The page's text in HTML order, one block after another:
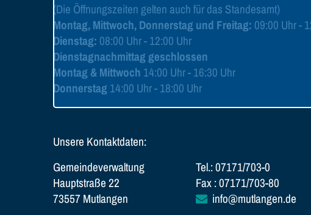
(Die Öffnungszeiten gelten auch für das Standesamt)
Montag, Mittwoch, Donnerstag und Freitag: 09:00 Uhr -
Dienstag: 08:00 Uhr - 12:00 Uhr
Dienstagnachmittag geschlossen
Montag & Mittwoch 14:00 Uhr - 16:30 Uhr
Donnerstag 14:00 Uhr - 18:00 Uhr
Unsere Kontaktdaten:
Gemeindeverwaltung
Hauptstraße 22
73557 Mutlangen
Tel.: 07171/703-0
Fax : 07171/703-80
info@mutlangen.de